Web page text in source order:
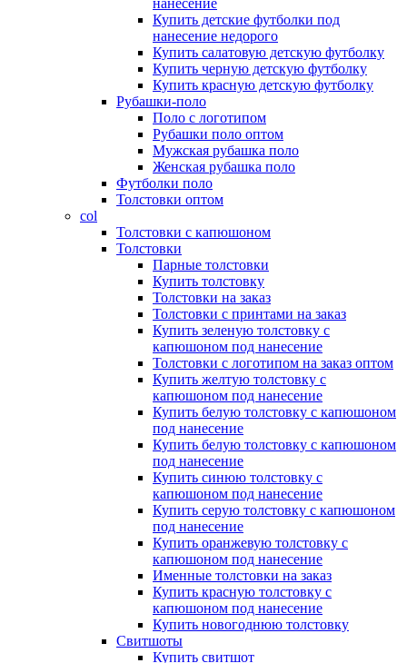
нанесение
Купить детские футболки под
нанесение недорого
Купить салатовую детскую футболку
Купить черную детскую футболку
Купить красную детскую футболку
Рубашки-поло
Поло с логотипом
Рубашки поло оптом
Мужская рубашка поло
Женская рубашка поло
Футболки поло
Толстовки оптом
col
Толстовки с капюшоном
Толстовки
Парные толстовки
Купить толстовку
Толстовки на заказ
Толстовки с принтами на заказ
Купить зеленую толстовку с
капюшоном под нанесение
Толстовки с логотипом на заказ оптом
Купить желтую толстовку с
капюшоном под нанесение
Купить белую толстовку с капюшоном
под нанесение
Купить белую толстовку с капюшоном
под нанесение
Купить синюю толстовку с
капюшоном под нанесение
Купить серую толстовку с капюшоном
под нанесение
Купить оранжевую толстовку с
капюшоном под нанесение
Именные толстовки на заказ
Купить красную толстовку с
капюшоном под нанесение
Купить новогоднюю толстовку
Свитшоты
Купить свитшот